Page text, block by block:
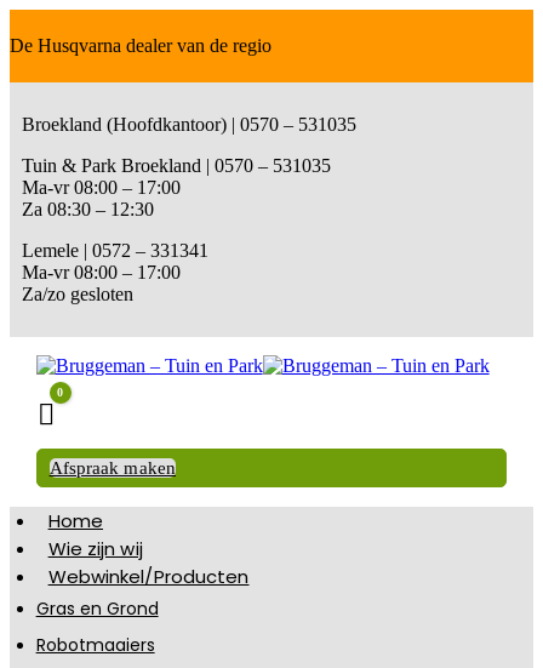
De Husqvarna dealer van de regio
Broekland (Hoofdkantoor) | 0570 – 531035
Tuin & Park Broekland | 0570 – 531035
Ma-vr 08:00 – 17:00
Za 08:30 – 12:30
Lemele | 0572 – 331341
Ma-vr 08:00 – 17:00
Za/zo gesloten
Winkelwagen
0
Afspraak maken
Home
Wie zijn wij
Webwinkel/Producten
Gras en Grond
Robotmaaiers